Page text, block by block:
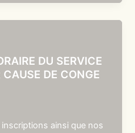
DU SERVICE
DE CONGE
ainsi que nos